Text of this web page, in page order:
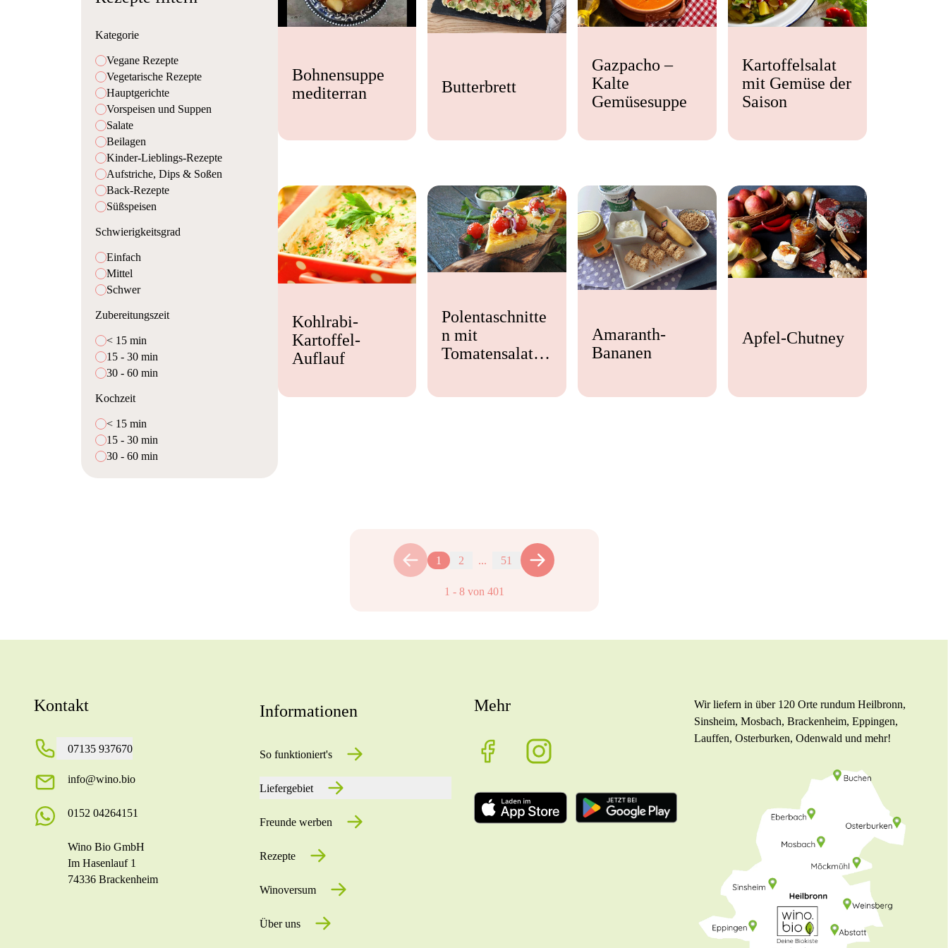
Kategorie
Vegane Rezepte
Vegetarische Rezepte
Hauptgerichte
Vorspeisen und Suppen
Salate
Beilagen
Kinder-Lieblings-Rezepte
Aufstriche, Dips & Soßen
Back-Rezepte
Süßspeisen
Schwierigkeitsgrad
Einfach
Mittel
Schwer
Zubereitungszeit
< 15 min
15 - 30 min
30 - 60 min
Kochzeit
< 15 min
15 - 30 min
30 - 60 min
Bohnensuppe
mediterran
Butterbrett
Gazpacho –
Kalte
Gemüsesuppe
Kartoffelsalat
mit Gemüse der
Saison
Kohlrabi-
Kartoffel-
Auflauf
Polentaschnitte
n mit
Tomatensalat &
Amaranth-
Bananen
Apfel-Chutney
1 2 ... 51
1 - 8von 401
Kontakt
07135 937670
info@wino.bio
0152 04264151
Wino Bio GmbH
Im Hasenlauf 1
74336 Brackenheim
Informationen
So funktioniert's
Liefergebiet
Freunde werben
Rezepte
Winoversum
Über uns
Mehr
Wir liefern in über 120 Orte rundum Heilbronn,
Sinsheim, Mosbach, Brackenheim, Eppingen,
Lauffen, Osterburken, Odenwald und mehr!